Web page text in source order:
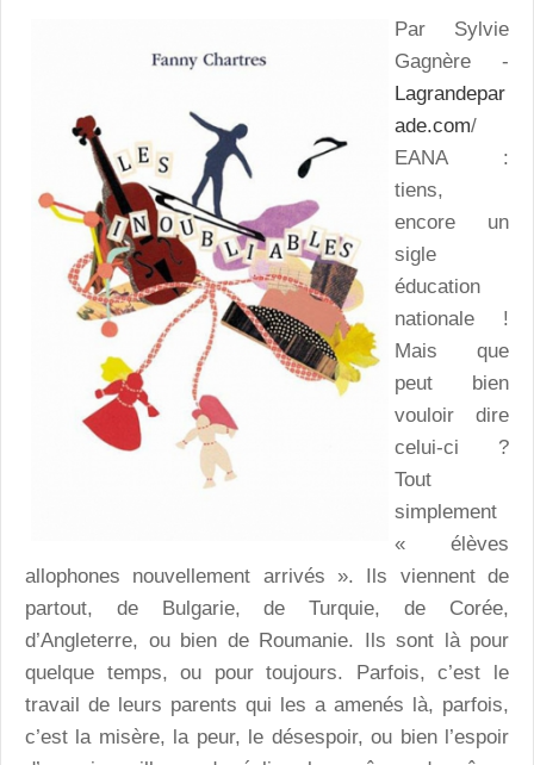
Par Sylvie
Gagnère -
Lagrandepar
ade.com/
EANA :
tiens,
encore un
sigle
éducation
nationale !
Mais que
peut bien
vouloir dire
celui-ci ?
Tout
simplement
« élèves
allophones nouvellement arrivés ». Ils viennent de
partout, de Bulgarie, de Turquie, de Corée,
d’Angleterre, ou bien de Roumanie. Ils sont là pour
quelque temps, ou pour toujours. Parfois, c’est le
travail de leurs parents qui les a amenés là, parfois,
c’est la misère, la peur, le désespoir, ou bien l’espoir